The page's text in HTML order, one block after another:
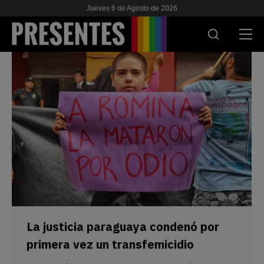
Jueves 6 de Agosto de 2026
ACTUALIDAD
INVESTIGACIONES
VIH & SIDA
ESCUELA
NOSOTRES
APOYANOS
La justicia paraguaya condenó por
primera vez un transfemicidio